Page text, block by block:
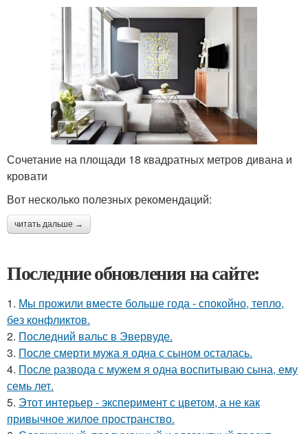
Сочетание на площади 18 квадратных метров дивана и
кровати
Вот несколько полезных рекомендаций:
читать дальше →
Последние обновления на сайте:
1. Мы прожили вместе больше года - спокойно, тепло,
без конфликтов.
2. Последний вальс в Эвервуде.
3. После смерти мужа я одна с сыном осталась.
4. После развода с мужем я одна воспитываю сына, ему
семь лет.
5. Этот интерьер - эксперимент с цветом, а не как
привычное жилое пространство.